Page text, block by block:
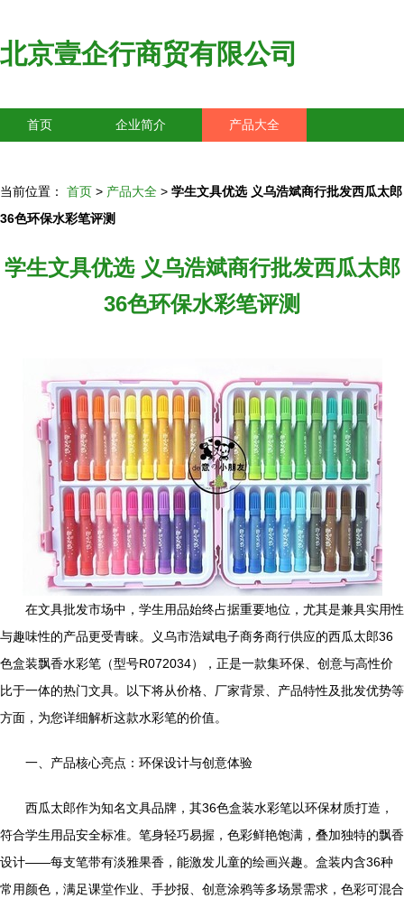
北京壹企行商贸有限公司
首页 企业简介 产品大全
当前位置： 首页 > 产品大全 > 学生文具优选 义乌浩斌商行批发西瓜太郎
36色环保水彩笔评测
学生文具优选 义乌浩斌商行批发西瓜太郎
36色环保水彩笔评测
在文具批发市场中，学生用品始终占据重要地位，尤其是兼具实用性
与趣味性的产品更受青睐。义乌市浩斌电子商务商行供应的西瓜太郎36
色盒装飘香水彩笔（型号R072034），正是一款集环保、创意与高性价
比于一体的热门文具。以下将从价格、厂家背景、产品特性及批发优势等
方面，为您详细解析这款水彩笔的价值。
一、产品核心亮点：环保设计与创意体验
西瓜太郎作为知名文具品牌，其36色盒装水彩笔以环保材质打造，
符合学生用品安全标准。笔身轻巧易握，色彩鲜艳饱满，叠加独特的飘香
设计——每支笔带有淡雅果香，能激发儿童的绘画兴趣。盒装内含36种
常用颜色，满足课堂作业、手抄报、创意涂鸦等多场景需求，色彩可混合